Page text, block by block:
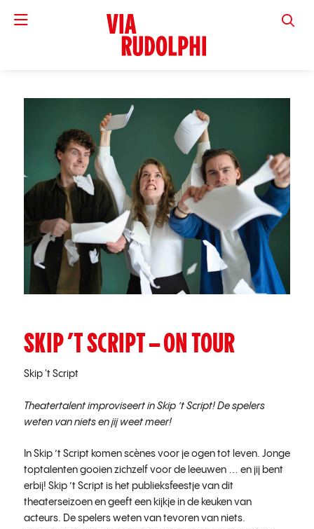
VIA
SKIP ’T SCRIPT – ON TOUR
Skip 't Script
Theatertalent improviseert in Skip ’t Script! De spelers
weten van niets en jij weet meer!
In Skip ’t Script komen scènes voor je ogen tot leven. Jonge
toptalenten gooien zichzelf voor de leeuwen … en jij bent
erbij! Skip ’t Script is het publieksfeestje van dit
theaterseizoen en geeft een kijkje in de keuken van
acteurs. De spelers weten van tevoren van niets.